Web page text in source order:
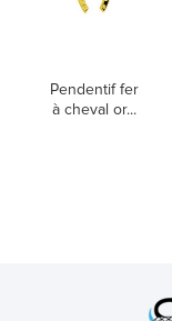
Pendentif fer
à cheval or...